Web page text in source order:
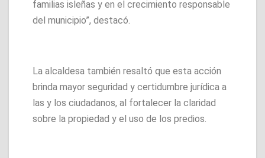
familias isleñas y en el crecimiento responsable
del municipio”, destacó.
La alcaldesa también resaltó que esta acción
brinda mayor seguridad y certidumbre jurídica a
las y los ciudadanos, al fortalecer la claridad
sobre la propiedad y el uso de los predios.